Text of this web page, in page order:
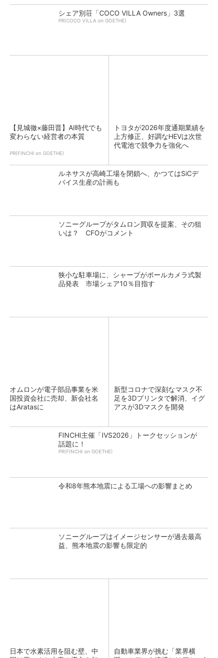
シェア別荘「COCO VILLA Owners」3選
PR(COCO VILLA on GOETHE)
【見城徹×藤田晋】AI時代でも
変わらない経営者の本質
PR(FINCHI on GOETHE)
トヨタが2026年度通期業績を
上方修正、好調なHEVは次世
代電池で競争力を強化へ
ルネサスが高崎工場を閉鎖へ、かつてはSiCデ
バイス生産の計画も
ソニーグループがタムロン買収を提案、その狙
いは？ CFOがコメント
狭小な駐車場に、シャープがポールカメラ式製
品発表 市場シェア10％目指す
オムロンが電子部品事業を米
国投資会社に売却、新会社名
はAratasに
新型コロナで深刻なマスク不
足を3Dプリンタで解消、イグ
アスが3Dマスクを開発
FINCHI主催「IVS2026」トークセッションが
話題に！
PR(FINCHI on GOETHE)
令和8年熊本地震による工場への影響まとめ
ソニーグループはイメージセンサーが過去最高
益、熊本地震の影響も限定的
日本で水素活用を阻む壁、中
自動車業界が挑む「業界横